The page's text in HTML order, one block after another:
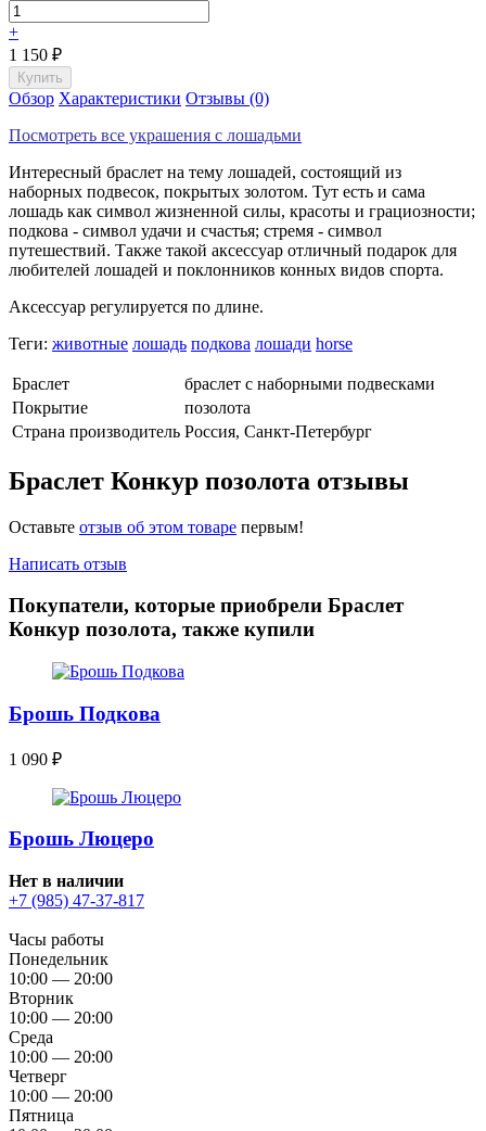
+
1 150 ₽
Обзор Характеристики Отзывы (0)
Посмотреть все украшения с лошадьми
Интересный браслет на тему лошадей, состоящий из
наборных подвесок, покрытых золотом. Тут есть и сама
лошадь как символ жизненной силы, красоты и грациозности;
подкова - символ удачи и счастья; стремя - символ
путешествий. Также такой аксессуар отличный подарок для
любителей лошадей и поклонников конных видов спорта.
Аксессуар регулируется по длине.
Теги: животные лошадь подкова лошади horse
Браслет
браслет с наборными подвесками
Покрытие
позолота
Страна производитель Россия, Санкт-Петербург
Браслет Конкур позолота отзывы
Оставьте отзыв об этом товаре первым!
Написать отзыв
Покупатели, которые приобрели Браслет
Конкур позолота, также купили
Брошь Подкова
1 090 ₽
Брошь Люцеро
Нет в наличии
+7 (985) 47-37-817
Часы работы
Понедельник
10:00 — 20:00
Вторник
10:00 — 20:00
Среда
10:00 — 20:00
Четверг
10:00 — 20:00
Пятница